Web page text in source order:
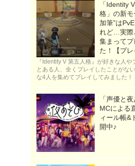
「Identity
格」の新モ
加筆”は
れど…実際
集まって
た！【プレ
『Identity V 第五人格』が好きな人や
とある人、全くプレイしたことがな
な4人を集めてプレイしてみました！
「声優と夜
MCによる
ィール帳&
開中♪